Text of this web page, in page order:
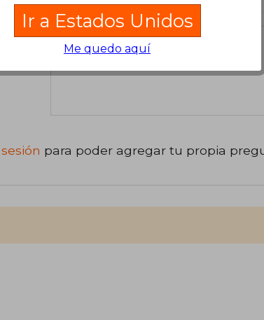
para poder agregar tu propia
Ir a Estados Unidos
Me quedo aquí